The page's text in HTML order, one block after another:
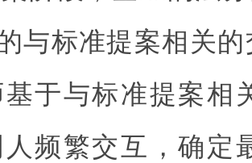
与标准提案相关
于与标准提案相
人频繁交互，确定